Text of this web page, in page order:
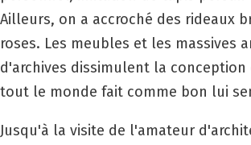
Ailleurs, on a accroché des rideaux
roses. Les meubles et les massives
d'archives dissimulent la conception
tout le monde fait comme bon lui
Jusqu'à la visite de l'amateur